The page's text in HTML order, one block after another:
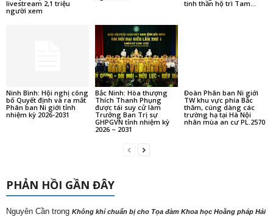
livestream 2,1 triệu
người xem
tinh thần hộ trì Tam...
Ninh Bình: Hội nghị công
bố Quyết định và ra mắt
Phân ban Ni giới tỉnh
nhiệm kỳ 2026-2031
Bắc Ninh: Hòa thượng
Thích Thanh Phụng
được tái suy cử làm
Trưởng Ban Trị sự
GHPGVN tỉnh nhiệm kỳ
2026 – 2031
Đoàn Phân ban Ni giới
TW khu vực phía Bắc
thăm, cúng dàng các
trường hạ tại Hà Nội
nhân mùa an cư PL.2570
PHẢN HỒI GẦN ĐÂY
Nguyên Cần trong Không khí chuẩn bị cho Tọa đàm Khoa học Hoằng pháp Hải